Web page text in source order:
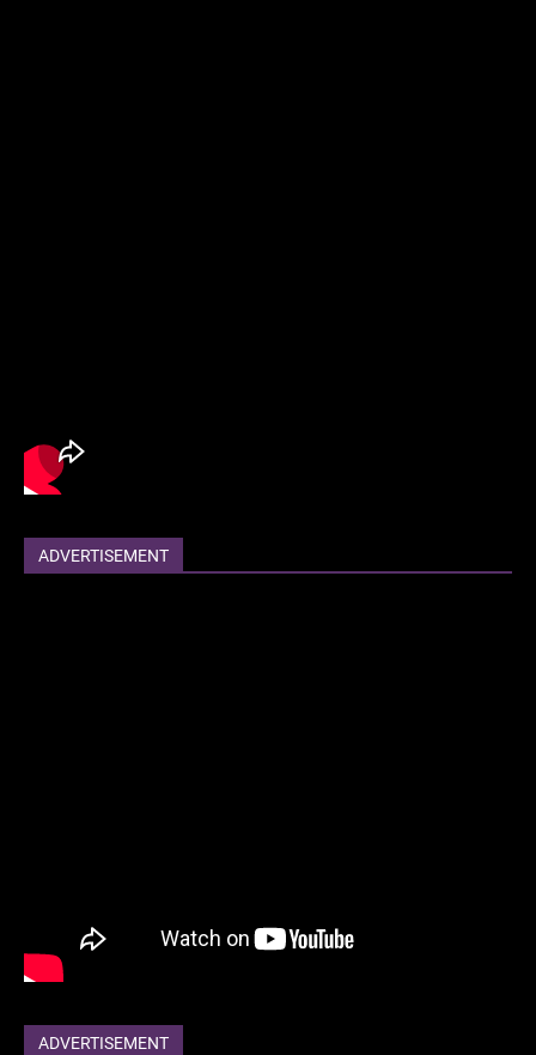
ADVERTISEMENT
ADVERTISEMENT